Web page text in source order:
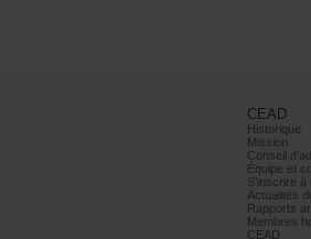
CEAD
Historique
Mission
CEAD